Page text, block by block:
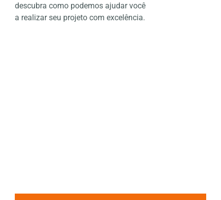
descubra como podemos ajudar você
a realizar seu projeto com excelência.